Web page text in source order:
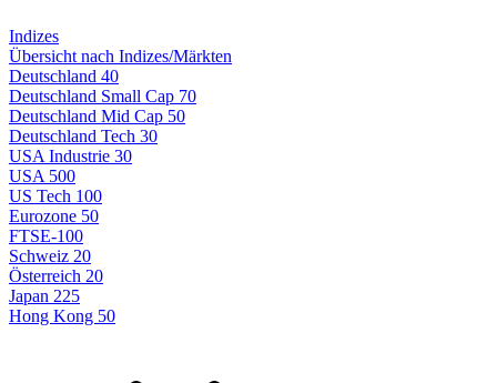
Indizes
Übersicht nach Indizes/Märkten
Deutschland 40
Deutschland Small Cap 70
Deutschland Mid Cap 50
Deutschland Tech 30
USA Industrie 30
USA 500
US Tech 100
Eurozone 50
FTSE-100
Schweiz 20
Österreich 20
Japan 225
Hong Kong 50